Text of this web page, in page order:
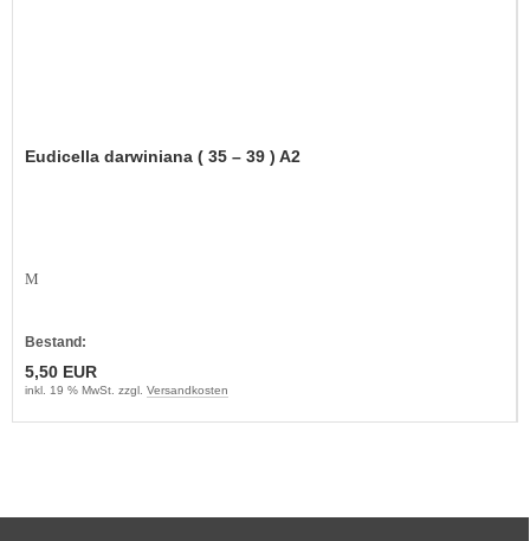
Eudicella darwiniana ( 35 – 39 ) A2
M
Bestand:
5,50 EUR
inkl. 19 % MwSt. zzgl. Versandkosten